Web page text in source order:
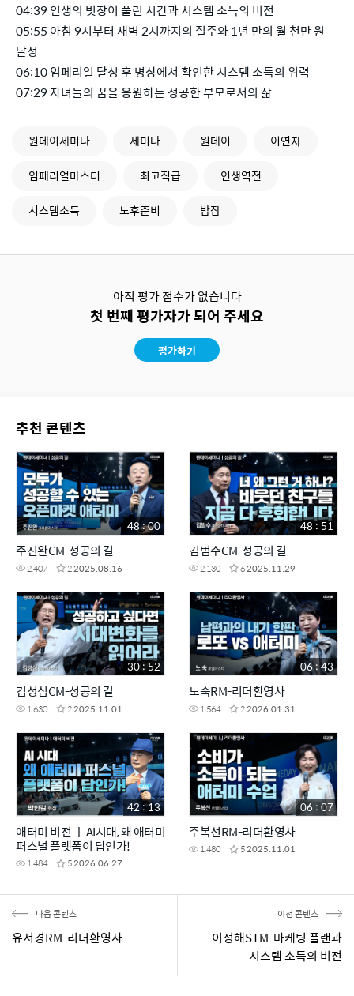
04:39 인생의 빗장이 풀린 시간과 시스템 소득의 비전
05:55 아침 9시부터 새벽 2시까지의 질주와 1년 만의 월 천만 원
달성
06:10 임페리얼 달성 후 병상에서 확인한 시스템 소득의 위력
07:29 자녀들의 꿈을 응원하는 성공한 부모로서의 삶
원데이세미나 세미나 원데이
이연자
임페리얼마스터
최고직급
인생역전
시스템소득
노후준비 밤잠
아직 평가 점수가 없습니다
첫 번째 평가자가 되어 주세요
평가하기
추천 콘텐츠
주진완CM-성공의 길
2,407 22025.08.16
48 : 00
김범수CM-성공의 길
2,130 62025.11.29
48 : 51
김성심CM-성공의 길
1,630 22025.11.01
30 : 52
노숙RM-리더환영사
1,564 22026.01.31
06 : 43
애터미 비전 ㅣ AI시대, 왜 애터미
퍼스널 플랫폼이 답인가!
1,484 52026.06.27
42 : 13
주복선RM-리더환영사
1,480 52025.11.01
06 : 07
다음 콘텐츠
유서경RM-리더환영사
이전 콘텐츠
이정해STM-마케팅 플랜과
시스템 소득의 비전